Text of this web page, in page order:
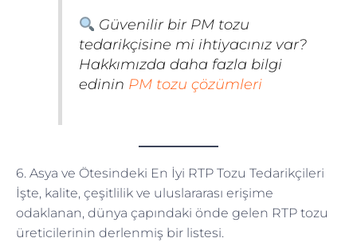
Güvenilir bir PM tozu
tedarikçisine mi ihtiyacınız var?
Hakkımızda daha fazla bilgi
edinin PM tozu çözümleri
6. Asya ve Ötesindeki En İyi RTP Tozu Tedarikçileri
İşte, kalite, çeşitlilik ve uluslararası erişime
odaklanan, dünya çapındaki önde gelen RTP tozu
üreticilerinin derlenmiş bir listesi.